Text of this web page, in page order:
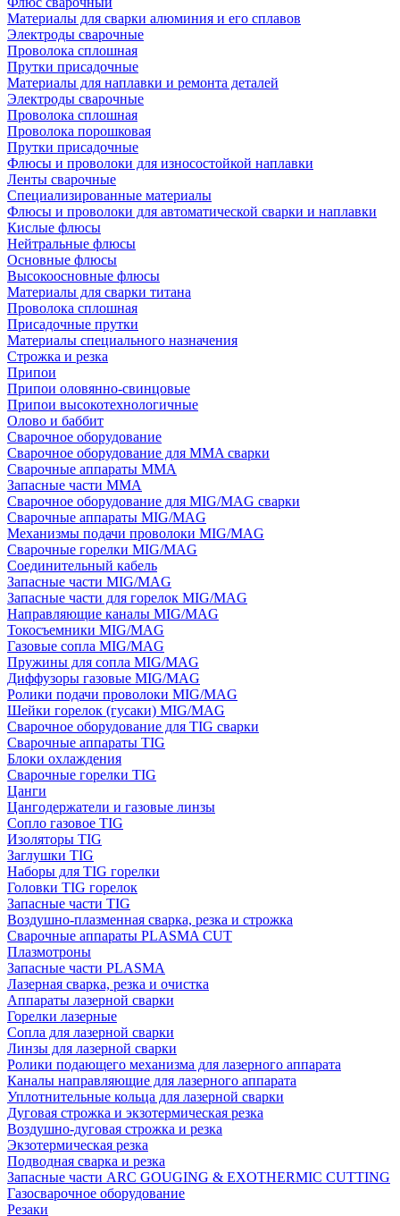
Материалы для сварки алюминия и его сплавов
Электроды сварочные
Проволока сплошная
Прутки присадочные
Материалы для наплавки и ремонта деталей
Электроды сварочные
Проволока сплошная
Проволока порошковая
Прутки присадочные
Флюсы и проволоки для износостойкой наплавки
Ленты сварочные
Специализированные материалы
Флюсы и проволоки для автоматической сварки и наплавки
Кислые флюсы
Нейтральные флюсы
Основные флюсы
Высокоосновные флюсы
Материалы для сварки титана
Проволока сплошная
Присадочные прутки
Материалы специального назначения
Строжка и резка
Припои
Припои оловянно-свинцовые
Припои высокотехнологичные
Олово и баббит
Сварочное оборудование
Сварочное оборудование для MMA сварки
Сварочные аппараты MMA
Запасные части MMA
Сварочное оборудование для MIG/MAG сварки
Сварочные аппараты MIG/MAG
Механизмы подачи проволоки MIG/MAG
Сварочные горелки MIG/MAG
Соединительный кабель
Запасные части MIG/MAG
Запасные части для горелок MIG/MAG
Направляющие каналы MIG/MAG
Токосъемники MIG/MAG
Газовые сопла MIG/MAG
Пружины для сопла MIG/MAG
Диффузоры газовые MIG/MAG
Ролики подачи проволоки MIG/MAG
Шейки горелок (гусаки) MIG/MAG
Сварочное оборудование для TIG сварки
Сварочные аппараты TIG
Блоки охлаждения
Сварочные горелки TIG
Цанги
Цангодержатели и газовые линзы
Сопло газовое TIG
Изоляторы TIG
Заглушки TIG
Наборы для TIG горелки
Головки TIG горелок
Запасные части TIG
Воздушно-плазменная сварка, резка и строжка
Сварочные аппараты PLASMA CUT
Плазмотроны
Запасные части PLASMA
Лазерная сварка, резка и очистка
Аппараты лазерной сварки
Горелки лазерные
Сопла для лазерной сварки
Линзы для лазерной сварки
Ролики подающего механизма для лазерного аппарата
Каналы направляющие для лазерного аппарата
Уплотнительные кольца для лазерной сварки
Дуговая строжка и экзотермическая резка
Воздушно-дуговая строжка и резка
Экзотермическая резка
Подводная сварка и резка
Запасные части ARC GOUGING & EXOTHERMIC CUTTING
Газосварочное оборудование
Резаки